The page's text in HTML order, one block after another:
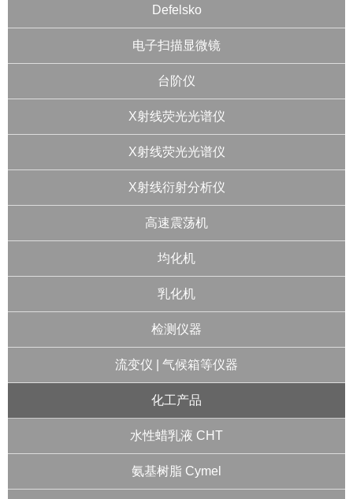
Defelsko
电子扫描显微镜
台阶仪
X射线荧光光谱仪
X射线荧光光谱仪
X射线衍射分析仪
高速震荡机
均化机
乳化机
检测仪器
流变仪 | 气候箱等仪器
化工产品
水性蜡乳液 CHT
氨基树脂 Cymel